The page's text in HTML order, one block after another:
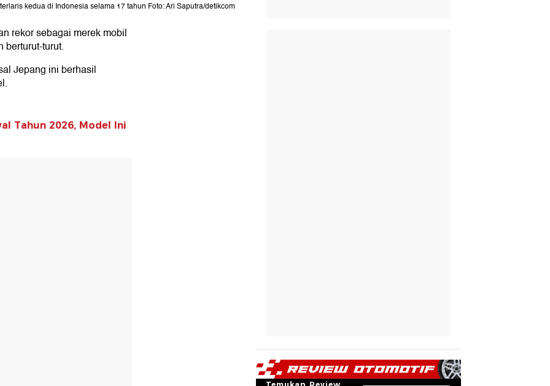
kedua di Indonesia selama 17 tahun Foto: Ari Saputra/detikcom
rekor sebagai merek mobil
berturut-turut.
Jepang ini berhasil
Tahun 2026, Model Ini